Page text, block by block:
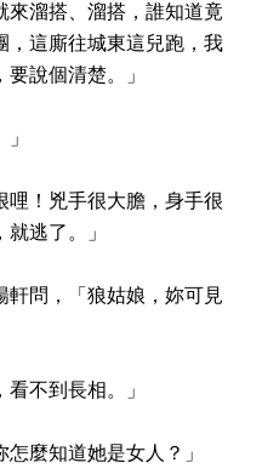
溜搭、溜搭，誰知道竟
，這廝往城東這兒跑，我
說個清楚。」
哩！兇手很大膽，身手很
逃了。」
軒問，「狼姑娘，妳可見
不到長相。」
麼知道她是女人？」